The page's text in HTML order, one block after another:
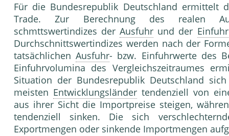
Für die Bundesrepublik Deutschland ermittelt
Trade. Zur Berechnung des realen
schmttswertindizes derAusfuhr und der Einfuhr
Durchschnittswertindizes werden nach der
tatsächlichenAusfuhr- bzw. Einfuhrwerte des
Einfuhrvolumina des Vergleichszeitraumes
Situation der Bundesrepublik Deutschland
meisten Entwicklungsländertendenziell von
aus ihrer Sicht die Importpreise steigen,
tendenziell sinken. Die sich
Exportmengen oder sinkende Importmengen